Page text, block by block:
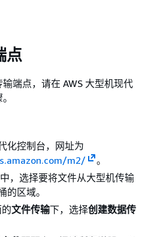
点
端点，请在 AWS 大型机现代
化控制台，网址为
m2/
。
，选择要将文件从大型机传输
的区域。
文件传输下，选择创建数据传